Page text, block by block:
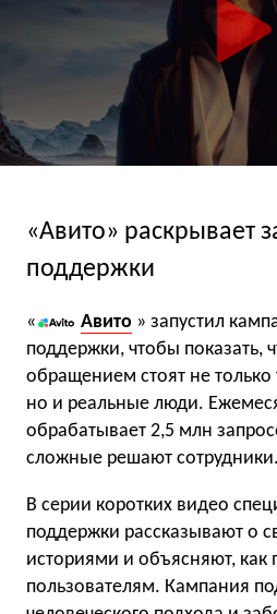
«Авито» раскрывает
поддержки
« Авито » запустил
поддержки, чтобы показать,
обращением стоят не только
но и реальные люди.
обрабатывает 2,5 млн
сложные решают сотрудники.
В серии коротких видео
поддержки рассказывают о
историями и объясняют, как
пользователям. Кампания